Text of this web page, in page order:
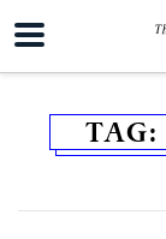
TAG: